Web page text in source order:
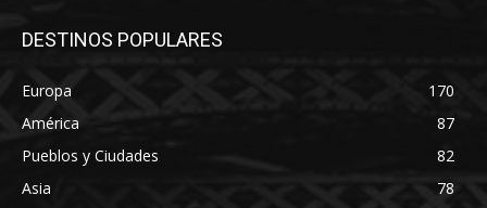
DESTINOS POPULARES
Europa
170
América
87
Pueblos y Ciudades
82
Asia
78